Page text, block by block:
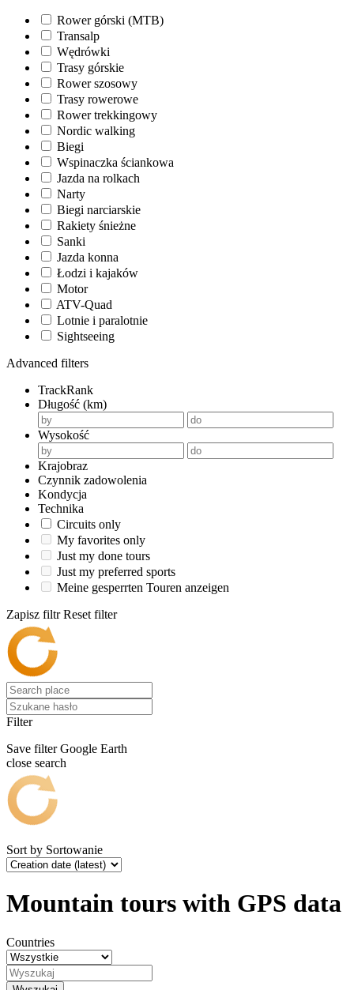
Rower górski (MTB)
Transalp
Wędrówki
Trasy górskie
Rower szosowy
Trasy rowerowe
Rower trekkingowy
Nordic walking
Biegi
Wspinaczka ściankowa
Jazda na rolkach
Narty
Biegi narciarskie
Rakiety śnieżne
Sanki
Jazda konna
Łodzi i kajaków
Motor
ATV-Quad
Lotnie i paralotnie
Sightseeing
Advanced filters
TrackRank
Długość (km)
Wysokość
Krajobraz
Czynnik zadowolenia
Kondycja
Technika
Circuits only
My favorites only
Just my done tours
Just my preferred sports
Meine gesperrten Touren anzeigen
Zapisz filtr Reset filter
Filter
Save filter Google Earth
close search
Sort by Sortowanie
Mountain tours with GPS data
Countries